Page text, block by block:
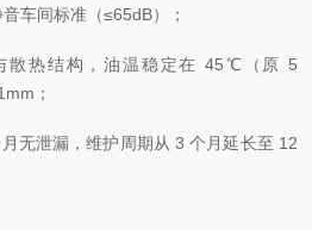
车间标准（≤65dB）；
散热结构，油温稳定在 45℃（原 5
；
无泄漏，维护周期从 3 个月延长至 12